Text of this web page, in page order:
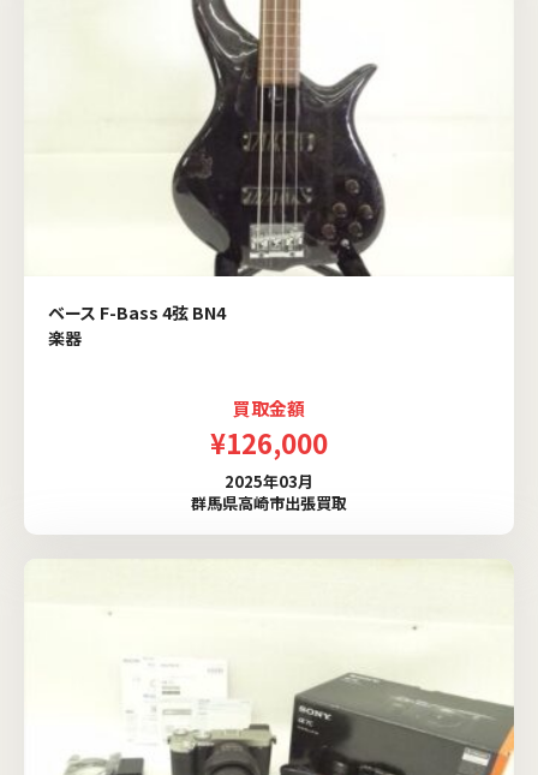
ベース F-Bass 4弦 BN4
楽器
買取金額
¥126,000
2025年03月
群馬県高崎市出張買取